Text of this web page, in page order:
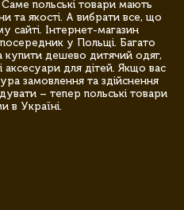
польські товари мають
та якості. А вибрати все, що
сайті. Інтернет-магазин
у Польщі. Багато
дешево дитячий одяг,
аксесуари для дітей. Якщо вас
замовлення та здійснення
– тепер польські товари
в Україні.